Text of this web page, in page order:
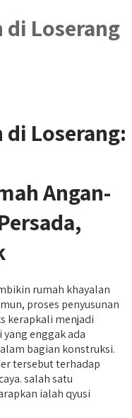
Loserang
Loserang:
Angan-
rumah khayalan
proses penyusunan
kerapkali menjadi
enggak ada
bagian konstruksi.
tersebut terhadap
salah satu
ialah qyusi